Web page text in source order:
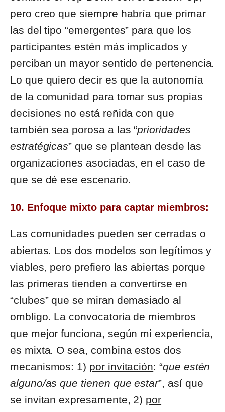
pero creo que siempre habría que primar
las del tipo “emergentes” para que los
participantes estén más implicados y
perciban un mayor sentido de pertenencia.
Lo que quiero decir es que la autonomía
de la comunidad para tomar sus propias
decisiones no está reñida con que
también sea porosa a las “prioridades
estratégicas” que se plantean desde las
organizaciones asociadas, en el caso de
que se dé ese escenario.
10. Enfoque mixto para captar miembros:
Las comunidades pueden ser cerradas o
abiertas. Los dos modelos son legítimos y
viables, pero prefiero las abiertas porque
las primeras tienden a convertirse en
“clubes” que se miran demasiado al
ombligo. La convocatoria de miembros
que mejor funciona, según mi experiencia,
es mixta. O sea, combina estos dos
mecanismos: 1) por invitación: “que estén
alguno/as que tienen que estar”, así que
se invitan expresamente, 2) por